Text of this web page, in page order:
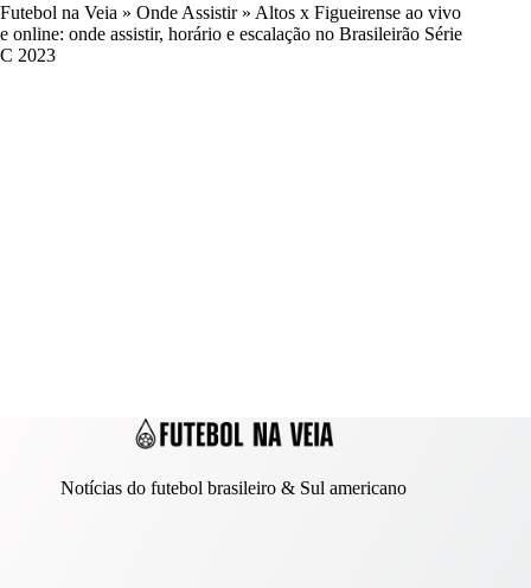
Futebol na Veia » Onde Assistir» Altos x Figueirense ao vivo
e online: onde assistir, horário e escalação no Brasileirão Série
C 2023
Notícias do futebol brasileiro & Sul americano